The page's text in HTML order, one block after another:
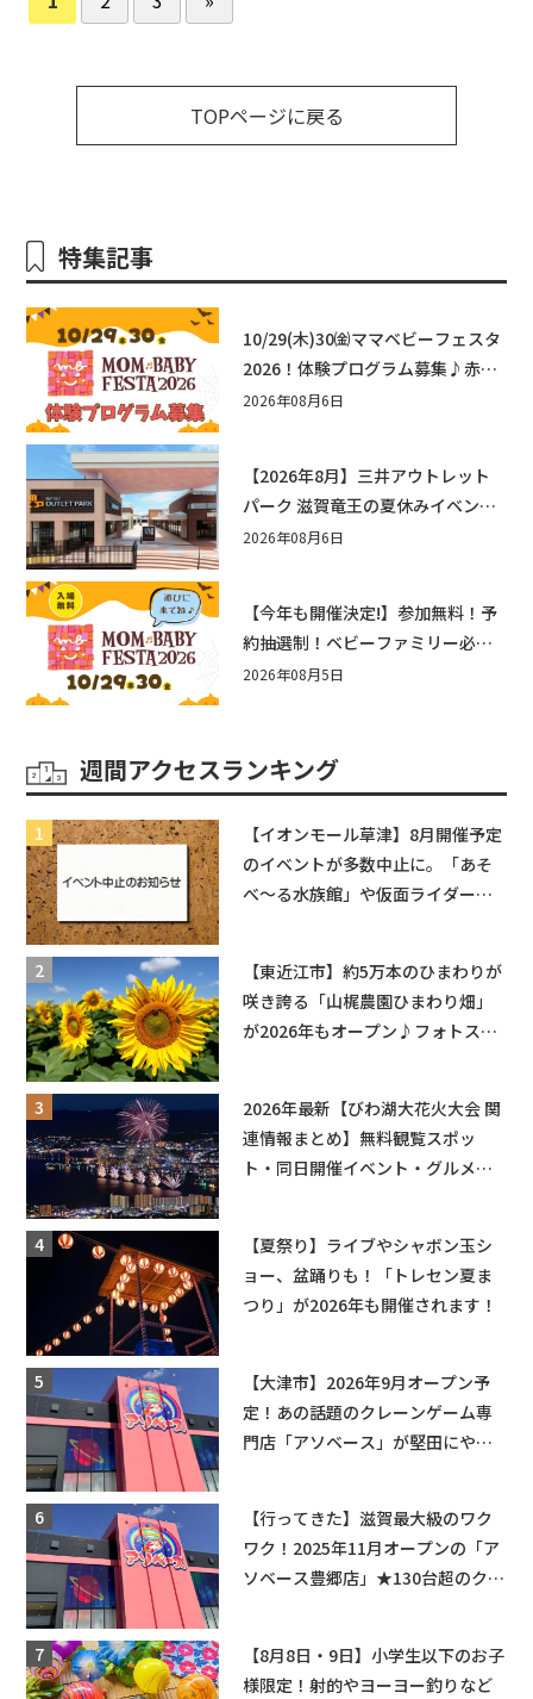
TOPページに戻る
特集記事
10/29(木)30㈮ママベビーフェスタ
2026！体験プログラム募集♪赤ち
ゃん向けイベントに出演しません
2026年08月6日
【2026年8月】三井アウトレット
パーク 滋賀竜王の夏休みイベント
まとめ！びしょぬれ水あそび・激
2026年08月6日
【今年も開催決定!】参加無料！予
約抽選制！ベビーファミリー必見
☆入場無料☆10/29(木)30(金)ママ
2026年08月5日
週間アクセスランキング
【イオンモール草津】8月開催予定
のイベントが多数中止に。「あそ
べ〜る水族館」や仮面ライダーシ
【東近江市】約5万本のひまわりが
咲き誇る「山梶農園ひまわり畑」
が2026年もオープン♪フォトスポ
2026年最新【びわ湖大花火大会 関
連情報まとめ】無料観覧スポッ
ト・同日開催イベント・グルメマ
【夏祭り】ライブやシャボン玉シ
ョー、盆踊りも！「トレセン夏ま
つり」が2026年も開催されます！
【大津市】2026年9月オープン予
定！あの話題のクレーンゲーム専
門店「アソベース」が堅田にやっ
【行ってきた】滋賀最大級のワク
ワク！2025年11月オープンの「ア
ソベース豊郷店」★130台超のクレ
【8月8日・9日】小学生以下のお子
様限定！射的やヨーヨー釣りなど